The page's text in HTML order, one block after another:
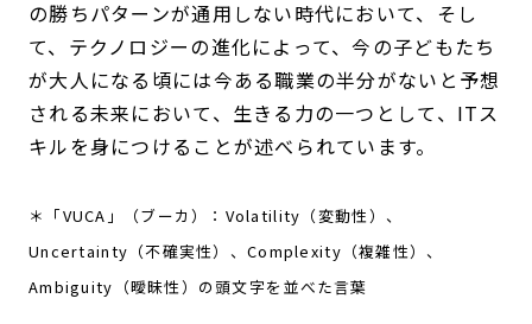
の勝ちパターンが通用しない時代において、そし
て、テクノロジーの進化によって、今の子どもたち
が大人になる頃には今ある職業の半分がないと予想
される未来において、生きる力の一つとして、ITス
キルを身につけることが述べられています。
＊「VUCA」（ブーカ）：Volatility（変動性）、
Uncertainty（不確実性）、Complexity（複雑性）、
Ambiguity（曖昧性）の頭文字を並べた言葉